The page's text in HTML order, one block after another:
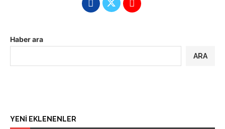
Haber ara
ARA
YENİ EKLENENLER